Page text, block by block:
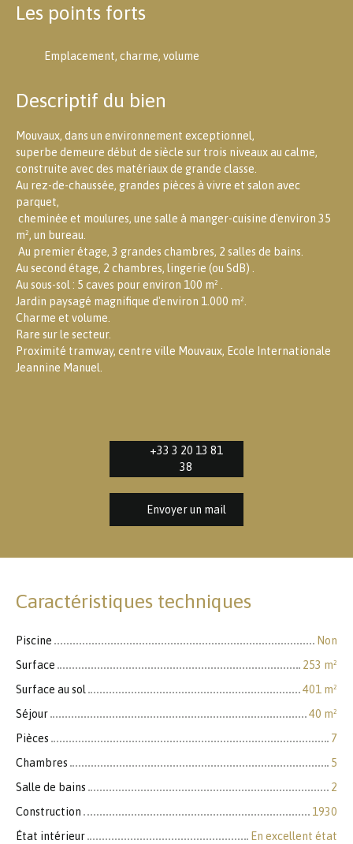
Les points forts
Emplacement, charme, volume
Descriptif du bien
Mouvaux, dans un environnement exceptionnel,
superbe demeure début de siècle sur trois niveaux au calme,
construite avec des matériaux de grande classe.
Au rez-de-chaussée, grandes pièces à vivre et salon avec
parquet,
cheminée et moulures, une salle à manger-cuisine d'environ 35
m², un bureau.
Au premier étage, 3 grandes chambres, 2 salles de bains.
Au second étage, 2 chambres, lingerie (ou SdB) .
Au sous-sol : 5 caves pour environ 100 m² .
Jardin paysagé magnifique d'environ 1.000 m².
Charme et volume.
Rare sur le secteur.
Proximité tramway, centre ville Mouvaux, Ecole Internationale
Jeannine Manuel.
+33 3 20 13 81
38
Envoyer un mail
Caractéristiques techniques
Piscine
Non
Surface
253 m²
Surface au sol
401 m²
Séjour
40 m²
Pièces
7
Chambres
5
Salle de bains
2
Construction
1930
État intérieur
En excellent état